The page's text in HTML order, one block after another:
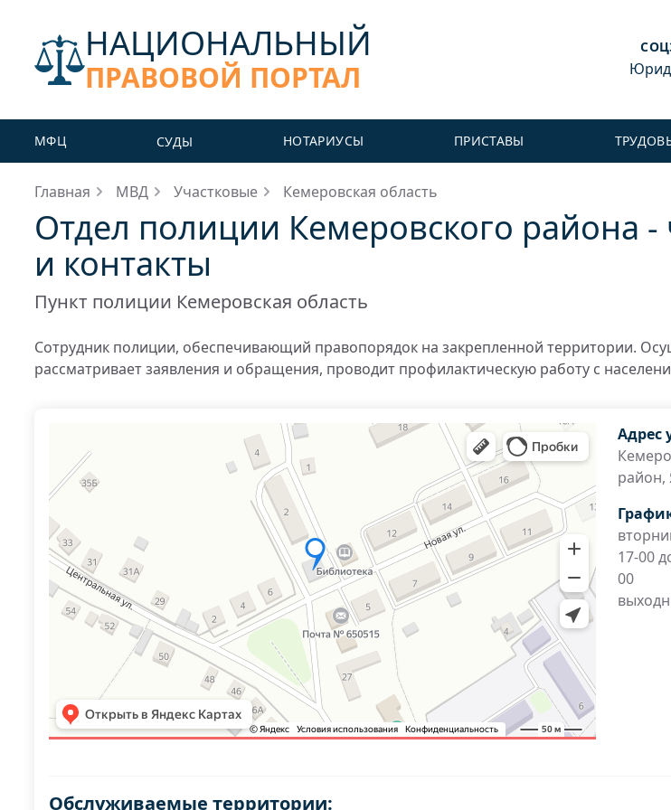
НАЦИОНАЛЬНЫЙ
ПРАВОВОЙ ПОРТАЛ
МФЦ СУДЫ НОТАРИУСЫ ПРИСТАВЫ
Главная МВД Участковые Кемеровская область
Отдел полиции Кемеровского района
и контакты
Пункт полиции Кемеровская область
Сотрудник полиции, обеспечивающий правопорядок на закрепленной территории.
рассматривает заявления и обращения, проводит профилактическую работу с
Адрес
район,
17-00
00
Обслуживаемые территории: